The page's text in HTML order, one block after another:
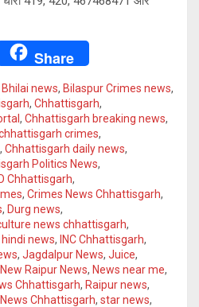
el
Share
Bhilai news, Bilaspur Crimes news,
, Chhattisgarh,
, Chhattisgarh breaking news,
crimes,
, Chhattisgarh daily news,
Politics News,
Chhattisgarh,
, Crimes News Chhattisgarh,
, Durg news,
news chhattisgarh,
hindi news, INC Chhattisgarh,
, Jagdalpur News, Juice,
New Raipur News, News near me,
Chhattisgarh, Raipur news,
Chhattisgarh, star news,